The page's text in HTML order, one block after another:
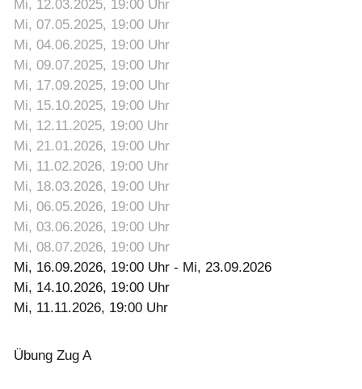
Mi, 12.03.2025, 19:00 Uhr
Mi, 07.05.2025, 19:00 Uhr
Mi, 04.06.2025, 19:00 Uhr
Mi, 09.07.2025, 19:00 Uhr
Mi, 17.09.2025, 19:00 Uhr
Mi, 15.10.2025, 19:00 Uhr
Mi, 12.11.2025, 19:00 Uhr
Mi, 21.01.2026, 19:00 Uhr
Mi, 11.02.2026, 19:00 Uhr
Mi, 18.03.2026, 19:00 Uhr
Mi, 06.05.2026, 19:00 Uhr
Mi, 03.06.2026, 19:00 Uhr
Mi, 08.07.2026, 19:00 Uhr
Mi, 16.09.2026, 19:00 Uhr - Mi, 23.09.2026
Mi, 14.10.2026, 19:00 Uhr
Mi, 11.11.2026, 19:00 Uhr
Übung Zug A